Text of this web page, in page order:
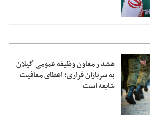
هشدار معاون وظیفه عمومی گیلان
به سربازان فراری؛ اعطای معافیت
شایعه است